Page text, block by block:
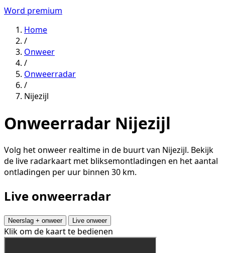
Word premium
Home
/
Onweer
/
Onweerradar
/
Nijezijl
Onweerradar Nijezijl
Volg het onweer realtime in de buurt van Nijezijl. Bekijk
de live radarkaart met bliksemontladingen en het aantal
ontladingen per uur binnen 30 km.
Live onweerradar
Neerslag + onweer Live onweer
Klik om de kaart te bedienen